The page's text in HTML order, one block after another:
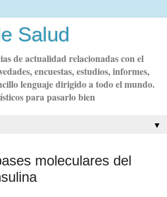
Salud
de actualidad relacionadas con el
encuestas, estudios, informes,
lenguaje dirigido a todo el mundo.
para pasarlo bien
▼
moleculares del